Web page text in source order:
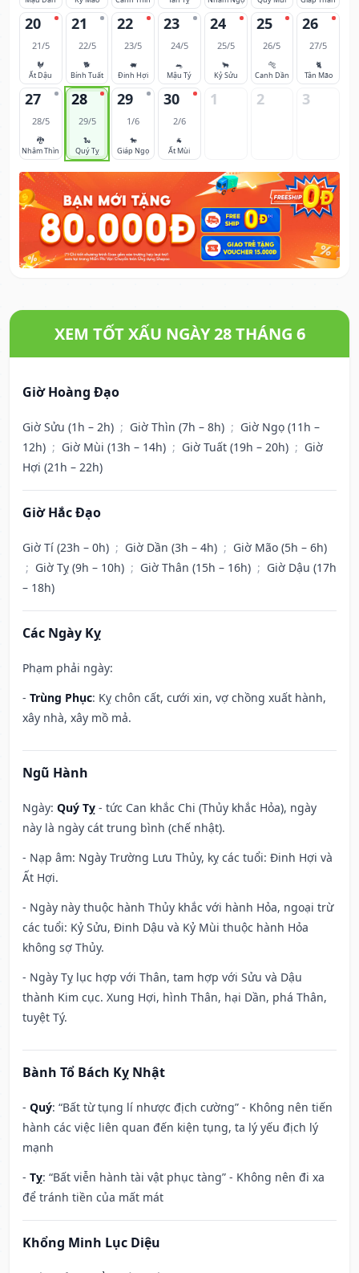
20
21/5
🐓
Ất Dậu
21
22/5
🐕
Bính Tuất
22
23/5
🐖
Đinh Hợi
23
24/5
🐀
Mậu Tý
24
25/5
🐂
Kỷ Sửu
25
26/5
🐅
Canh Dần
26
27/5
🐈
Tân Mão
27
28/5
🐉
Nhâm Thìn
28
29/5
🐍
Quý Tỵ
29
1/6
🐎
Giáp Ngọ
30
2/6
🐐
Ất Mùi
1 2 3
XEM TỐT XẤU NGÀY 28 THÁNG 6
Giờ Hoàng Đạo
Giờ Sửu (1h – 2h) ; Giờ Thìn (7h – 8h) ; Giờ Ngọ (11h –
12h) ; Giờ Mùi (13h – 14h) ; Giờ Tuất (19h – 20h) ; Giờ
Hợi (21h – 22h)
Giờ Hắc Đạo
Giờ Tí (23h – 0h) ; Giờ Dần (3h – 4h) ; Giờ Mão (5h – 6h)
; Giờ Tỵ (9h – 10h) ; Giờ Thân (15h – 16h) ; Giờ Dậu (17h
– 18h)
Các Ngày Kỵ
Phạm phải ngày:
- Trùng Phục: Kỵ chôn cất, cưới xin, vợ chồng xuất hành,
xây nhà, xây mồ mả.
Ngũ Hành
Ngày: Quý Tỵ - tức Can khắc Chi (Thủy khắc Hỏa), ngày
này là ngày cát trung bình (chế nhật).
- Nạp âm: Ngày Trường Lưu Thủy, kỵ các tuổi: Đinh Hợi và
Ất Hợi.
- Ngày này thuộc hành Thủy khắc với hành Hỏa, ngoại trừ
các tuổi: Kỷ Sửu, Đinh Dậu và Kỷ Mùi thuộc hành Hỏa
không sợ Thủy.
- Ngày Tỵ lục hợp với Thân, tam hợp với Sửu và Dậu
thành Kim cục. Xung Hợi, hình Thân, hại Dần, phá Thân,
tuyệt Tý.
Bành Tổ Bách Kỵ Nhật
- Quý: “Bất từ tụng lí nhược địch cường” - Không nên tiến
hành các việc liên quan đến kiện tụng, ta lý yếu địch lý
mạnh
- Tỵ: “Bất viễn hành tài vật phục tàng” - Không nên đi xa
để tránh tiền của mất mát
Khổng Minh Lục Diệu